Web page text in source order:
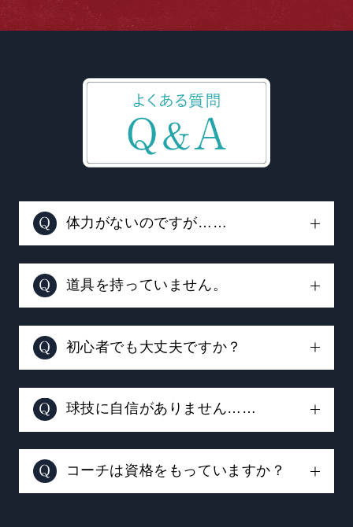
体力がないのですが……
導いたします。また通常レッスンを受け
ていれば自然に体力が付いてきます。ず
っと走りっぱなし打ちっぱなしというこ
とはありません。
道具を持っていません。
相談して道具をご購入できます。道具も
上達する為の一つの要因です。間違った
ものを購入してしまわず手ぶらでどう
ぞ！道具はレンタルもしています。
初心者でも大丈夫ですか？
す。はじめる事の大切さ！勇気！我々コ
ーチ、フロントが一丸となって応援いた
します。
球技に自信がありません……
い。どんな方でも必ず上手にさせてみせ
ます。まずは、コーチの情熱を信じるこ
コーチは資格をもっていますか？